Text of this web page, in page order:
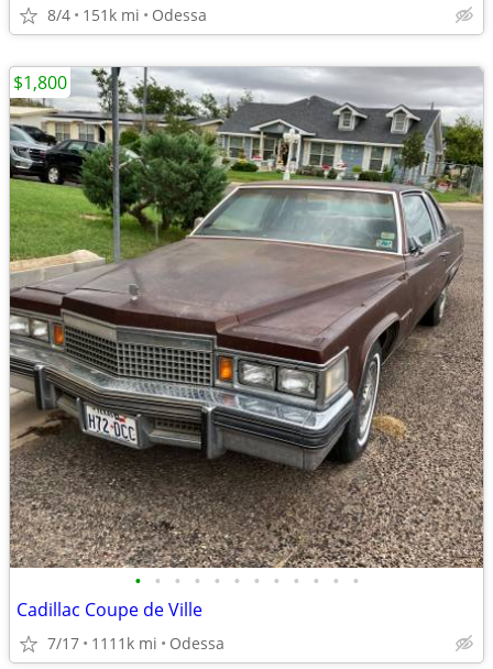
8/4 151k mi Odessa
• • • • • • • • • • • •
Cadillac Coupe de Ville
7/17 1111k mi Odessa
$1,800